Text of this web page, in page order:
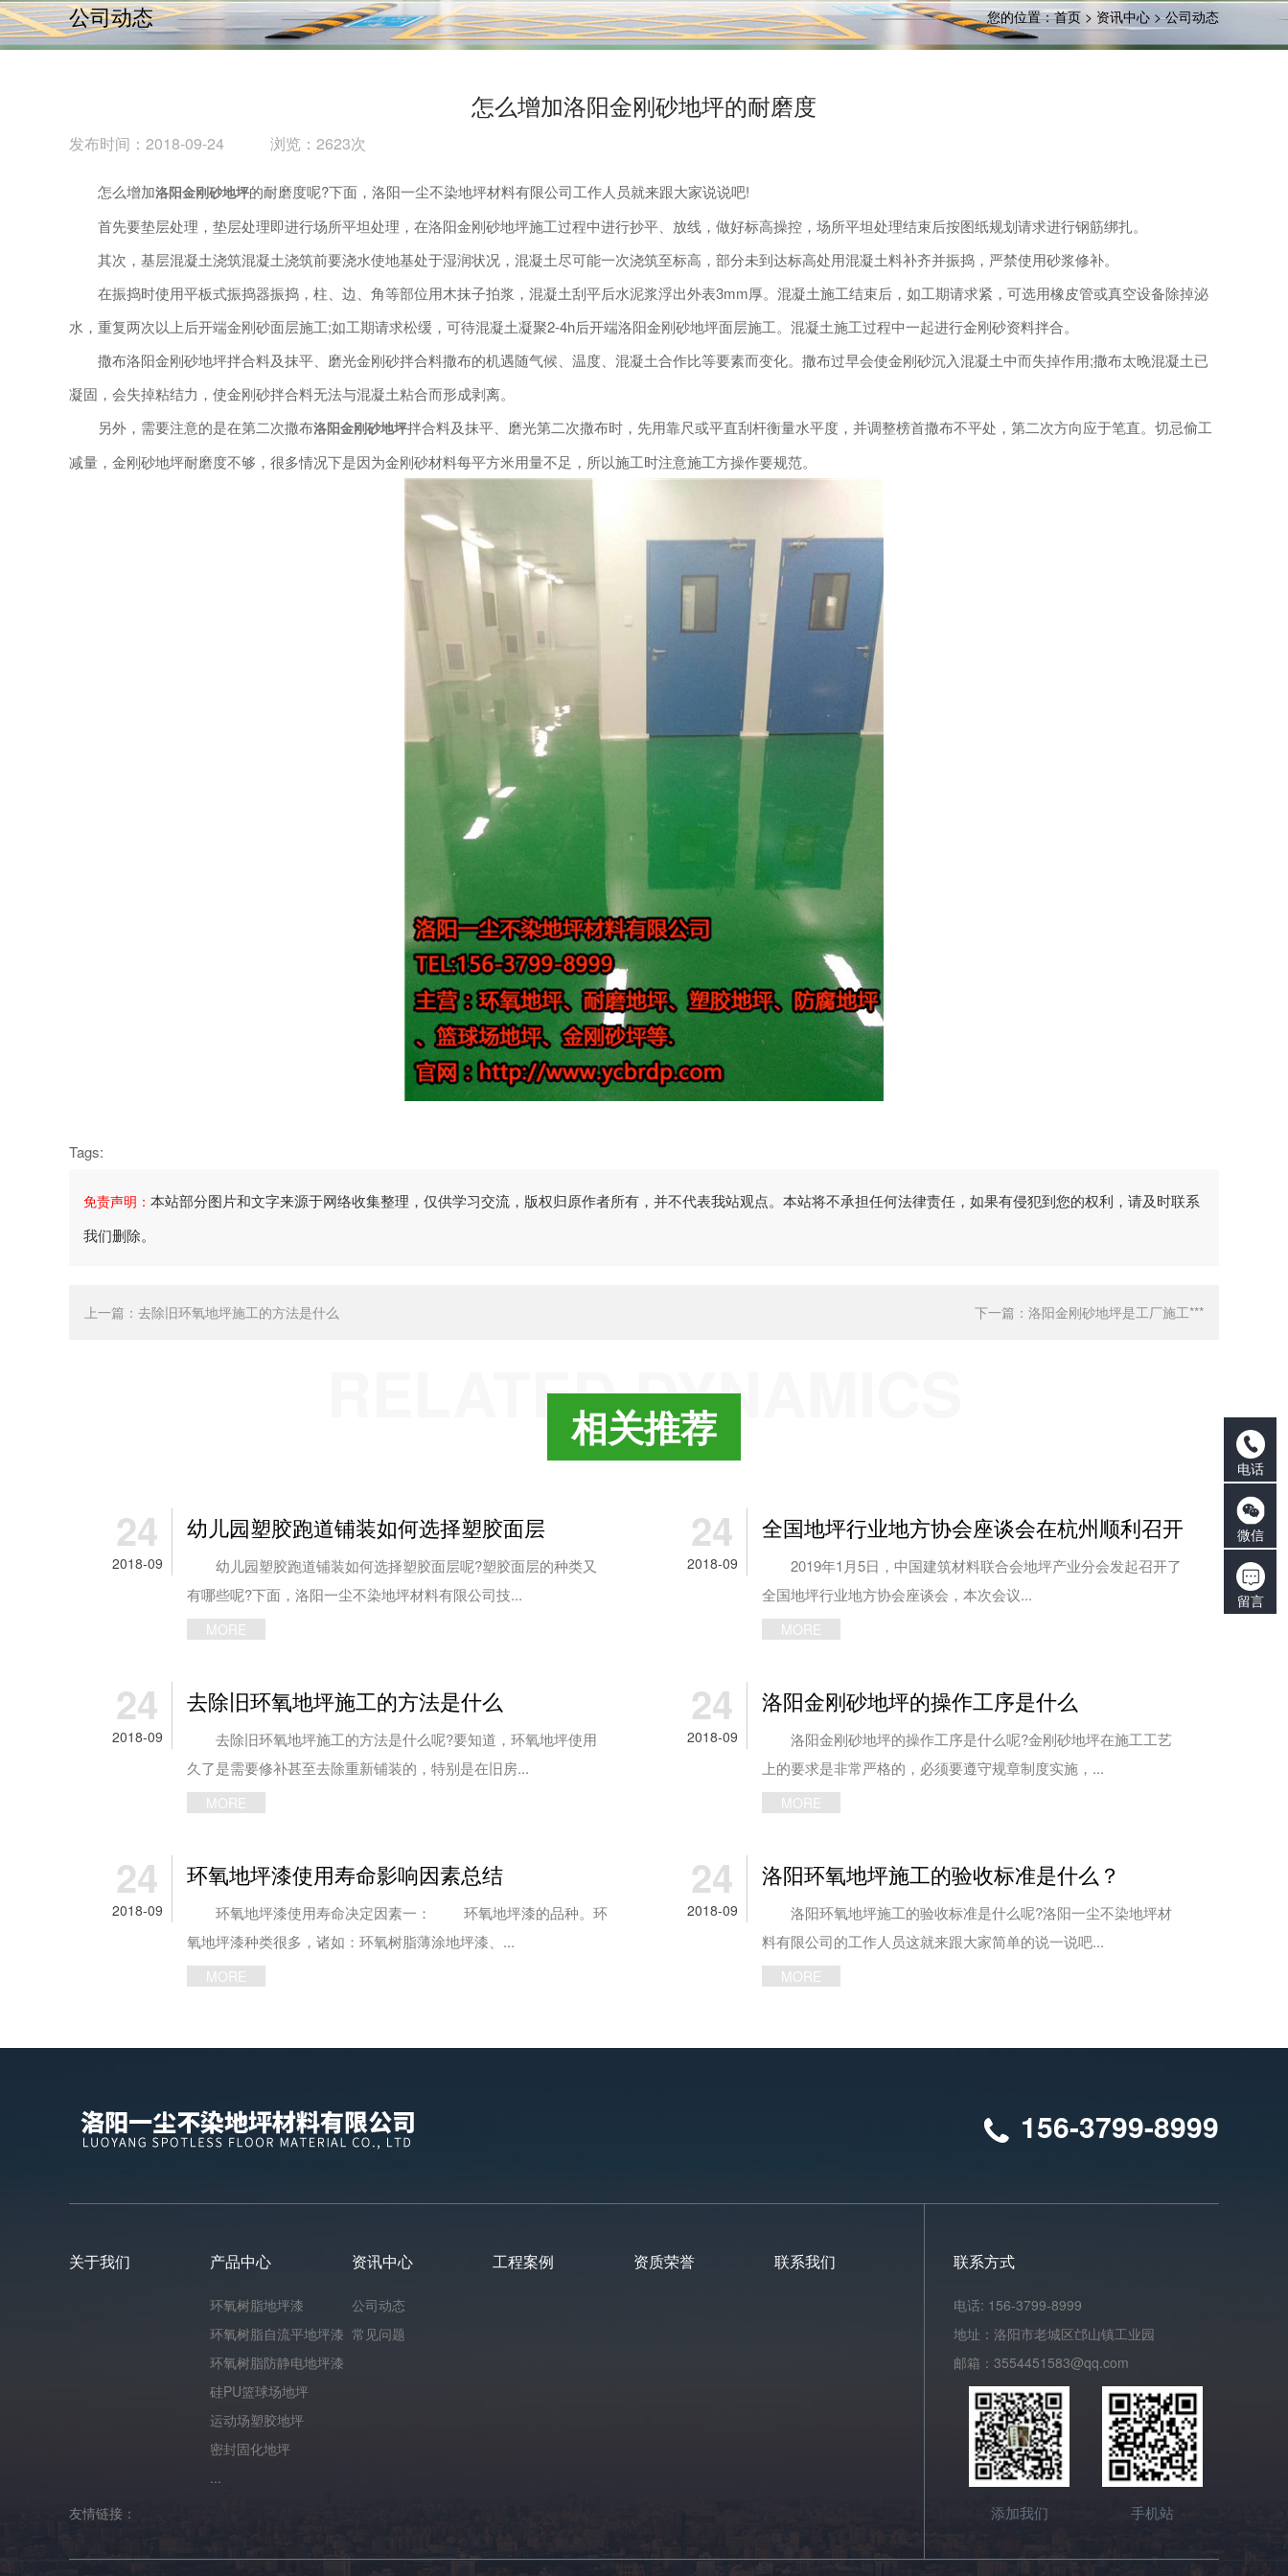
公司动态 您的位置：首页 > 资讯中心 >公司动态
怎么增加洛阳金刚砂地坪的耐磨度
发布时间：2018-09-24 浏览：2623次
怎么增加洛阳金刚砂地坪的耐磨度呢?下面，洛阳一尘不染地坪材料有限公司工作人员就来跟大家说说吧!
首先要垫层处理，垫层处理即进行场所平坦处理，在洛阳金刚砂地坪施工过程中进行抄平、放线，做好标高操控，场所平坦处理结束后按图纸规划请求进行钢筋绑扎。
其次，基层混凝土浇筑混凝土浇筑前要浇水使地基处于湿润状况，混凝土尽可能一次浇筑至标高，部分未到达标高处用混凝土料补齐并振捣，严禁使用砂浆修补。
在振捣时使用平板式振捣器振捣，柱、边、角等部位用木抹子拍浆，混凝土刮平后水泥浆浮出外表3mm厚。混凝土施工结束后，如工期请求紧，可选用橡皮管或真空设备除掉泌
水，重复两次以上后开端金刚砂面层施工;如工期请求松缓，可待混凝土凝聚2-4h后开端洛阳金刚砂地坪面层施工。混凝土施工过程中一起进行金刚砂资料拌合。
撒布洛阳金刚砂地坪拌合料及抹平、磨光金刚砂拌合料撒布的机遇随气候、温度、混凝土合作比等要素而变化。撒布过早会使金刚砂沉入混凝土中而失掉作用;撒布太晚混凝土已
凝固，会失掉粘结力，使金刚砂拌合料无法与混凝土粘合而形成剥离。
另外，需要注意的是在第二次撒布洛阳金刚砂地坪拌合料及抹平、磨光第二次撒布时，先用靠尺或平直刮杆衡量水平度，并调整榜首撒布不平处，第二次方向应于笔直。切忌偷工
减量，金刚砂地坪耐磨度不够，很多情况下是因为金刚砂材料每平方米用量不足，所以施工时注意施工方操作要规范。
Tags:
免责声明： 本站部分图片和文字来源于网络收集整理，仅供学习交流，版权归原作者所有，并不代表我站观点。本站将不承担任何法律责任，如果有侵犯到您的权利，请及时联系
我们删除。
上一篇： 去除旧环氧地坪施工的方法是什么 下一篇： 洛阳金刚砂地坪是工厂施工***
RELATED DYNAMICS
相关推荐
24
2018-09
幼儿园塑胶跑道铺装如何选择塑胶面层
幼儿园塑胶跑道铺装如何选择塑胶面层呢?塑胶面层的种类又
有哪些呢?下面，洛阳一尘不染地坪材料有限公司技...
MORE
24
2018-09
全国地坪行业地方协会座谈会在杭州顺利召开
2019年1月5日，中国建筑材料联合会地坪产业分会发起召开了
全国地坪行业地方协会座谈会，本次会议...
MORE
24
2018-09
去除旧环氧地坪施工的方法是什么
去除旧环氧地坪施工的方法是什么呢?要知道，环氧地坪使用
久了是需要修补甚至去除重新铺装的，特别是在旧房...
MORE
24
2018-09
洛阳金刚砂地坪的操作工序是什么
洛阳金刚砂地坪的操作工序是什么呢?金刚砂地坪在施工工艺
上的要求是非常严格的，必须要遵守规章制度实施，...
MORE
24
2018-09
环氧地坪漆使用寿命影响因素总结
环氧地坪漆使用寿命决定因素一： 环氧地坪漆的品种。环
氧地坪漆种类很多，诸如：环氧树脂薄涂地坪漆、...
MORE
24
2018-09
洛阳环氧地坪施工的验收标准是什么？
洛阳环氧地坪施工的验收标准是什么呢?洛阳一尘不染地坪材
料有限公司的工作人员这就来跟大家简单的说一说吧...
MORE
156-3799-8999
关于我们 产品中心
环氧树脂地坪漆
环氧树脂自流平地坪漆
环氧树脂防静电地坪漆
硅PU篮球场地坪
运动场塑胶地坪
密封固化地坪
...
资讯中心
公司动态
常见问题
工程案例 资质荣誉 联系我们
友情链接：
联系方式
电话: 156-3799-8999
地址：洛阳市老城区邙山镇工业园
邮箱：3554451583@qq.com
手机站
添加我们
电话
微信
留言